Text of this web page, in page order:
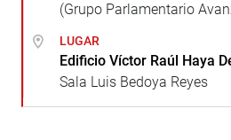
(Grupo Parlamentario
LUGAR
Edificio Víctor Raúl Haya
Sala Luis Bedoya Reyes